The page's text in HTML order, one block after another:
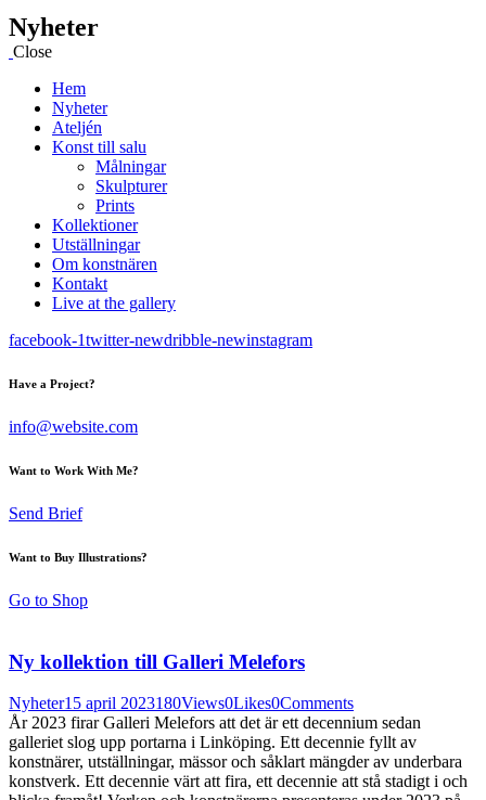
Nyheter
Close
Hem
Nyheter
Ateljén
Konst till salu
Målningar
Skulpturer
Prints
Kollektioner
Utställningar
Om konstnären
Kontakt
Live at the gallery
facebook-1twitter-newdribble-newinstagram
Have a Project?
info@website.com
Want to Work With Me?
Send Brief
Want to Buy Illustrations?
Go to Shop
Ny kollektion till Galleri Melefors
Nyheter15 april 2023180Views0Likes0Comments
År 2023 firar Galleri Melefors att det är ett decennium sedan
galleriet slog upp portarna i Linköping. Ett decennie fyllt av
konstnärer, utställningar, mässor och såklart mängder av underbara
konstverk. Ett decennie värt att fira, ett decennie att stå stadigt i och